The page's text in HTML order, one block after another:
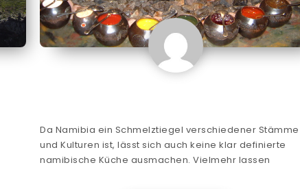
Da Namibia ein Schmelztiegel verschiedener Stämme
und Kulturen ist, lässt sich auch keine klar definierte
namibische Küche ausmachen. Vielmehr lassen